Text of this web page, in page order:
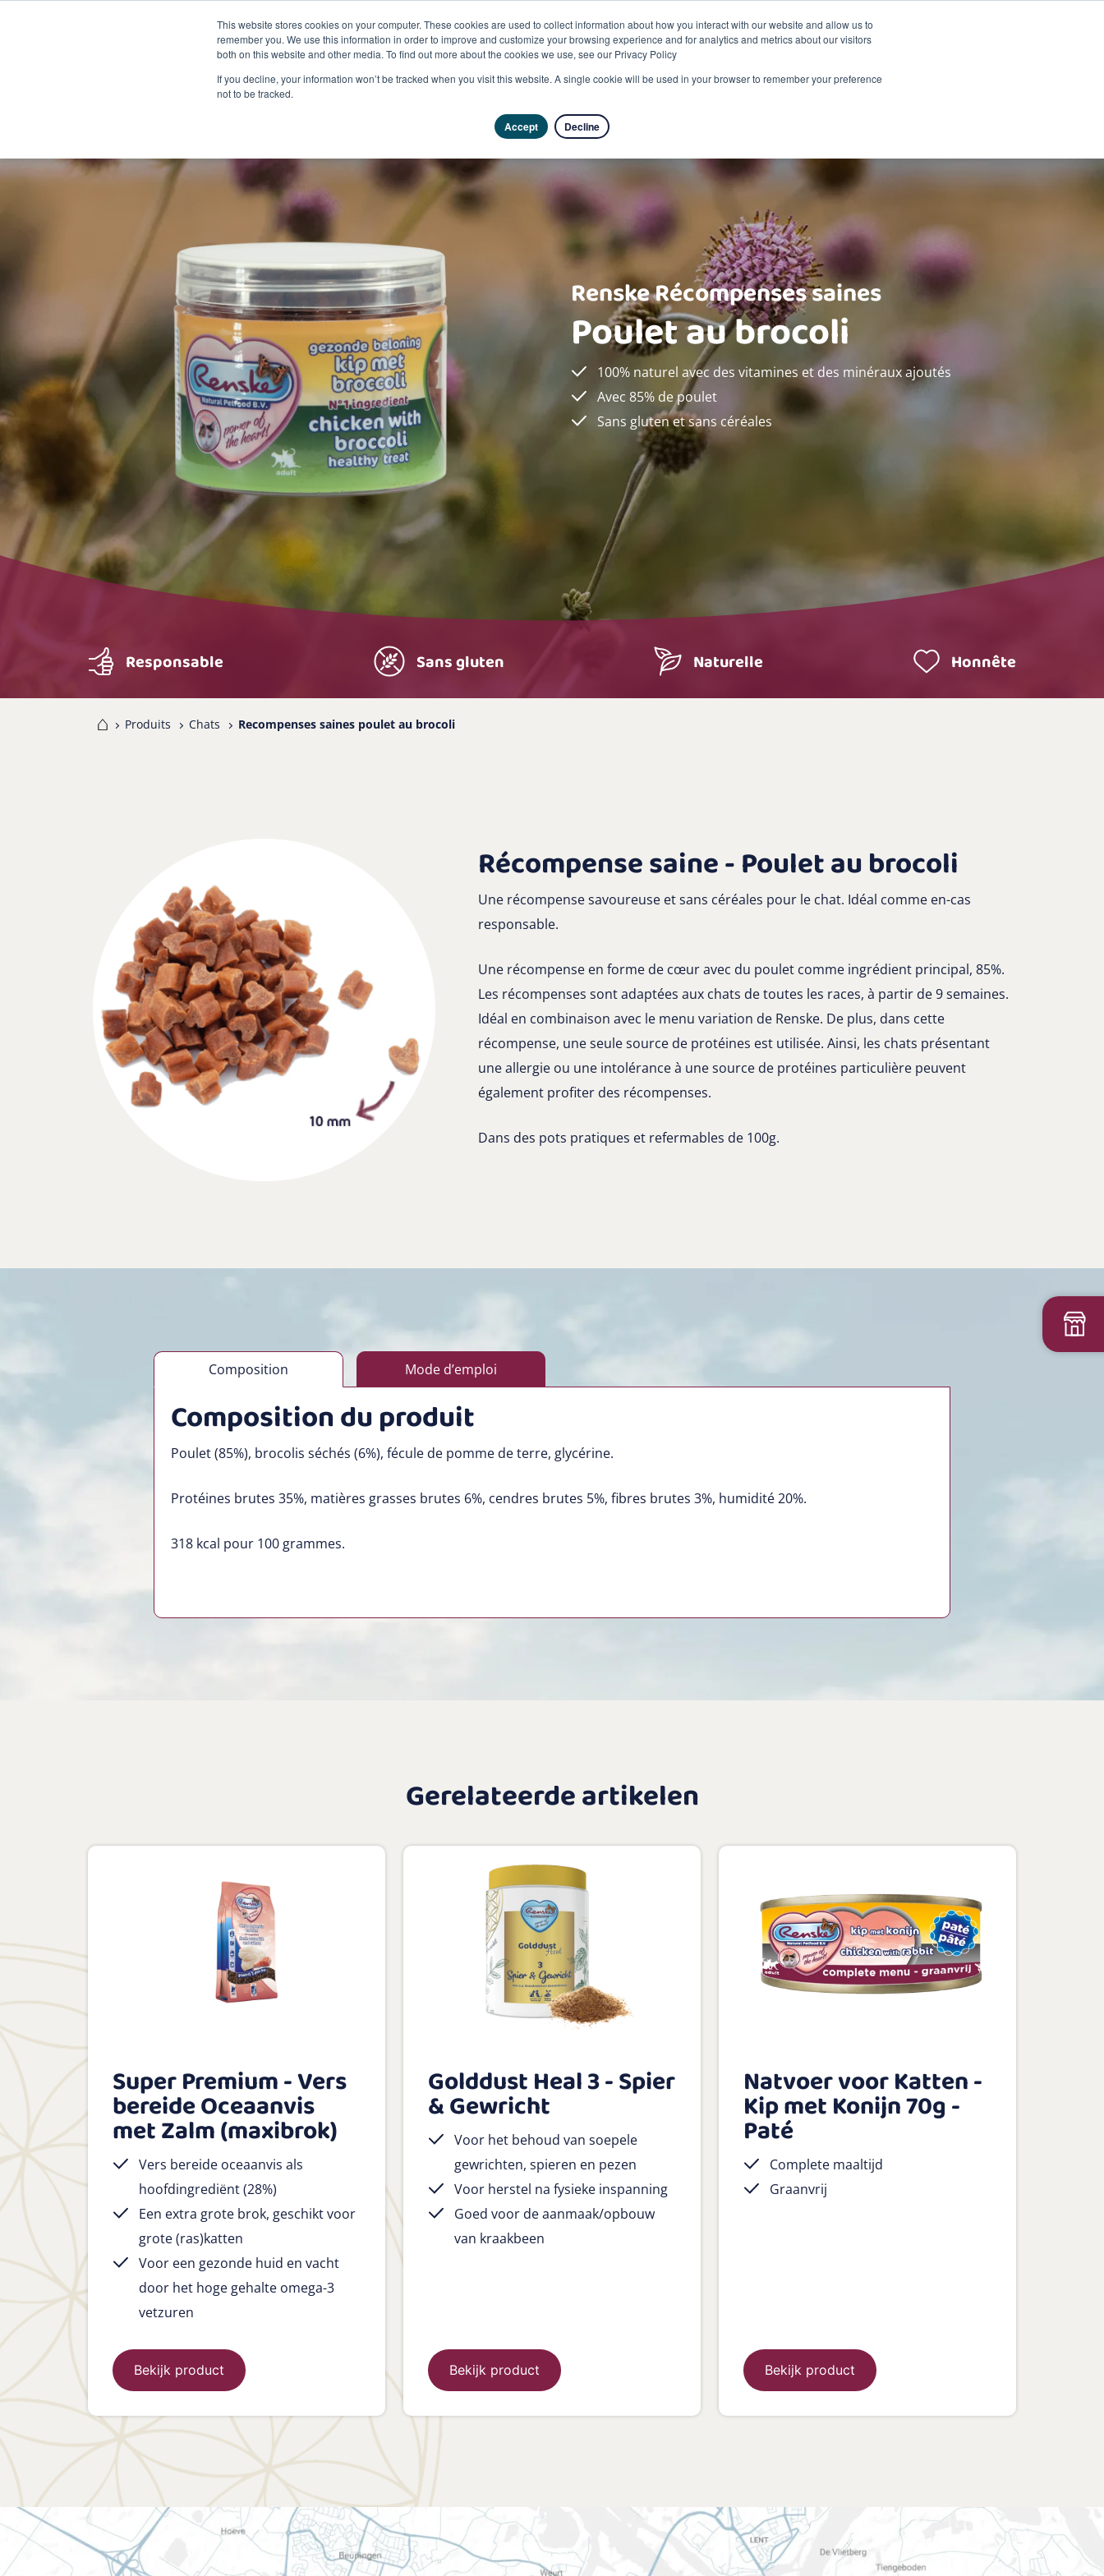
This website stores cookies on your computer. These cookies are used to collect information about how you interact with our website and allow us to
remember you. We use this information in order to improve and customize your browsing experience and for analytics and metrics about our visitors
both on this website and other media. To find out more about the cookies we use, see our Privacy Policy
If you decline, your information won’t be tracked when you visit this website. A single cookie will be used in your browser to remember your preference
not to be tracked.
Accept Decline
La durabilité
Produits
Renske Récompenses saines
Poulet au brocoli
100% naturel avec des vitamines et des minéraux ajoutés
Avec 85% de poulet
Sans gluten et sans céréales
Responsable Sans gluten Naturelle Honnête
Produits Chats Recompenses saines poulet au brocoli
Récompense saine - Poulet au brocoli
Une récompense savoureuse et sans céréales pour le chat. Idéal comme en-cas
responsable.
Une récompense en forme de cœur avec du poulet comme ingrédient principal, 85%.
Les récompenses sont adaptées aux chats de toutes les races, à partir de 9 semaines.
Idéal en combinaison avec le menu variation de Renske. De plus, dans cette
récompense, une seule source de protéines est utilisée. Ainsi, les chats présentant
une allergie ou une intolérance à une source de protéines particulière peuvent
également profiter des récompenses.
Dans des pots pratiques et refermables de 100g.
Composition Mode d’emploi
Composition du produit
Poulet (85%), brocolis séchés (6%), fécule de pomme de terre, glycérine.
Protéines brutes 35%, matières grasses brutes 6%, cendres brutes 5%, fibres brutes 3%, humidité 20%.
318 kcal pour 100 grammes.
Gerelateerde artikelen
Super Premium - Vers
bereide Oceaanvis
met Zalm (maxibrok)
Vers bereide oceaanvis als
hoofdingrediënt (28%)
Een extra grote brok, geschikt voor
grote (ras)katten
Voor een gezonde huid en vacht
door het hoge gehalte omega-3
vetzuren
Bekijk product
Golddust Heal 3 - Spier
& Gewricht
Voor het behoud van soepele
gewrichten, spieren en pezen
Voor herstel na fysieke inspanning
Goed voor de aanmaak/opbouw
van kraakbeen
Bekijk product
Natvoer voor Katten -
Kip met Konijn 70g -
Paté
Complete maaltijd
Graanvrij
Bekijk product